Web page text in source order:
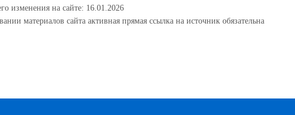
изменения на сайте: 16.01.2026
материалов сайта активная прямая ссылка на источник обязательна